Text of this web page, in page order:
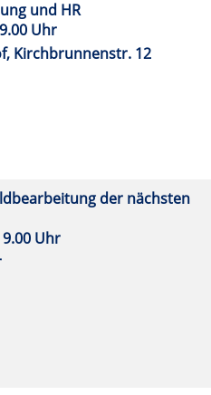
und HR
Uhr
Kirchbrunnenstr. 12
der nächsten
9.00 Uhr